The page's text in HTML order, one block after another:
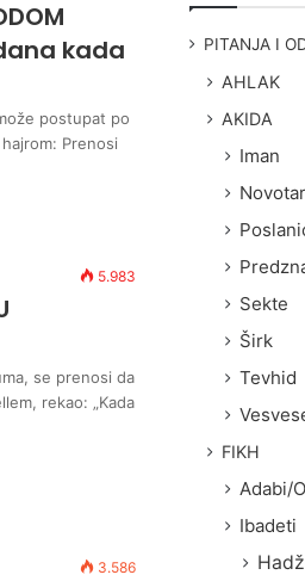
kada
postupat po
Prenosi
5.983
se prenosi da
rekao: „Kada
3.586
PITANJA I
AHLAK
AKIDA
Iman
Sekte
Širk
Tevhid
FIKH
Adabi/
Ibadeti